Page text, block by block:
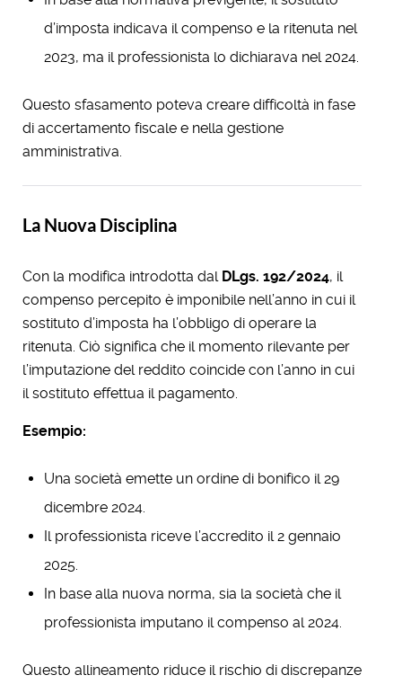
d’imposta indicava il compenso e la ritenuta nel
2023, ma il professionista lo dichiarava nel 2024.
Questo sfasamento poteva creare difficoltà in fase
di accertamento fiscale e nella gestione
amministrativa.
La Nuova Disciplina
Con la modifica introdotta dal DLgs. 192/2024, il
compenso percepito è imponibile nell’anno in cui il
sostituto d’imposta ha l’obbligo di operare la
ritenuta. Ciò significa che il momento rilevante per
l’imputazione del reddito coincide con l’anno in cui
il sostituto effettua il pagamento.
Esempio:
Una società emette un ordine di bonifico il 29
dicembre 2024.
Il professionista riceve l’accredito il 2 gennaio
2025.
In base alla nuova norma, sia la società che il
professionista imputano il compenso al 2024.
Questo allineamento riduce il rischio di discrepanze